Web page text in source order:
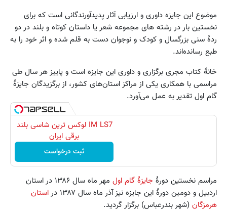
موضوع این جایزه داوری و ارزیابی آثار پدیدآورندگانی است که برای
نخستین بار در رشته های مجموعه شعر یا داستان کوتاه و بلند در دو
ردۀ سنی بزرگسال و کودک و نوجوان دست به قلم شده و اثر خود را به
طبع رسانده‌اند.
خانۀ کتاب مجری برگزاری و داوری این جایزه است و پاییز هر سال طی
مراسمی با همکاری یکی از مراکز استان‌های کشور، از برگزیدگان جایزۀ
گام اول تقدیر به عمل می‌آورد.
IM LS7 لوکس ترین شاسی بلند
برقی ایران
ثبت درخواست
مراسم نخستین دورۀ جایزۀ گام اول
مهر ماه سال ۱۳۸۶ در استان
اردبیل و دومین دورۀ این جایزه نیز آذر ماه سال ۱۳۸۷ در
استان
هرمزگان (شهر بندرعباس) برگزار گردید.